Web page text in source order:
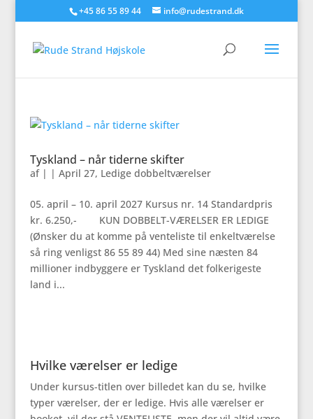
+45 86 55 89 44 info@rudestrand.dk
Tyskland – når tiderne skifter
af | | April 27, Ledige dobbeltværelser
05. april – 10. april 2027 Kursus nr. 14 Standardpris
kr. 6.250,- KUN DOBBELT-VÆRELSER ER LEDIGE
(Ønsker du at komme på venteliste til enkeltværelse
så ring venligst 86 55 89 44) Med sine næsten 84
millioner indbyggere er Tyskland det folkerigeste
land i...
Hvilke værelser er ledige
Under kursus-titlen over billedet kan du se, hvilke
typer værelser, der er ledige. Hvis alle værelser er